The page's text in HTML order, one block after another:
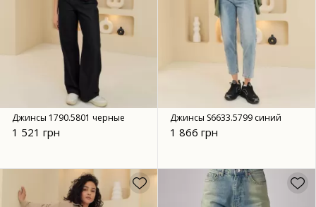
Джинсы 1790.5801 черные
1 521 грн
Джинсы S6633.5799 синий
1 866 грн